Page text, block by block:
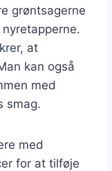
grøntsagerne
at
kan også
med
smag.
med
for at tilføje